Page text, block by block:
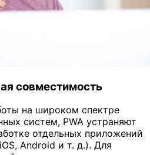
совместимость
на широком спектре
систем, PWA устраняют
отдельных приложений
Android и т. д.). Для